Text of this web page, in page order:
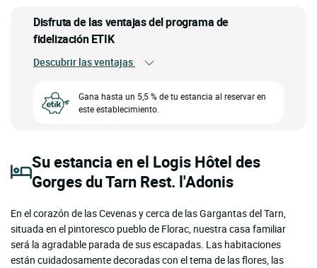
Disfruta de las ventajas del programa de
fidelización ETIK
Descubrir las ventajas
Gana hasta un 5,5 % de tu estancia al reservar en
este establecimiento.
Su estancia en el Logis Hôtel des
Gorges du Tarn Rest. l'Adonis
En el corazón de las Cevenas y cerca de las Gargantas del Tarn,
situada en el pintoresco pueblo de Florac, nuestra casa familiar
será la agradable parada de sus escapadas. Las habitaciones
están cuidadosamente decoradas con el tema de las flores, las